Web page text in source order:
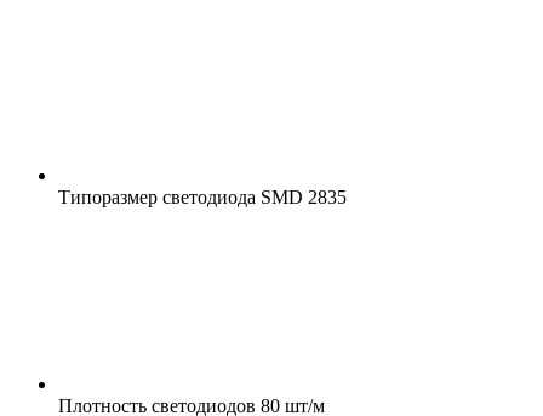
Типоразмер светодиода SMD 2835
Плотность светодиодов 80 шт/м